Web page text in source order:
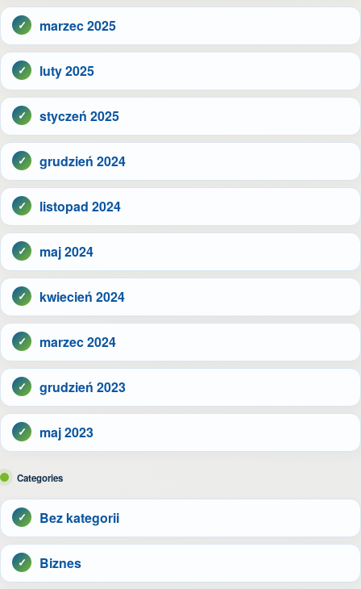
marzec 2025
luty 2025
styczeń 2025
grudzień 2024
listopad 2024
maj 2024
kwiecień 2024
marzec 2024
grudzień 2023
maj 2023
Categories
Bez kategorii
Biznes